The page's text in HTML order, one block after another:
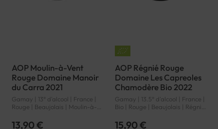
AOP Moulin-à-Vent
Rouge Domaine Manoir
du Carra 2021
Gamay | 13° d'alcool | France |
Rouge | Beaujolais | Moulin-à-
13,90 €
AOP Régnié Rouge
Domaine Les Capreoles
Chamodère Bio 2022
Gamay | 13.5° d'alcool | France |
Bio | Rouge | Beaujolais | Régnié
15,90 €